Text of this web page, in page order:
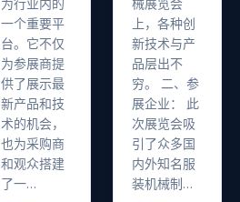
为行业内的
一个重要平
台。它不仅
为参展商提
供了展示最
新产品和技
术的机会，
也为采购商
和观众搭建
了一…
械展览会
上，各种创
新技术与产
品层出不
穷。 二、参
展企业： 此
次展览会吸
引了众多国
内外知名服
装机械制…